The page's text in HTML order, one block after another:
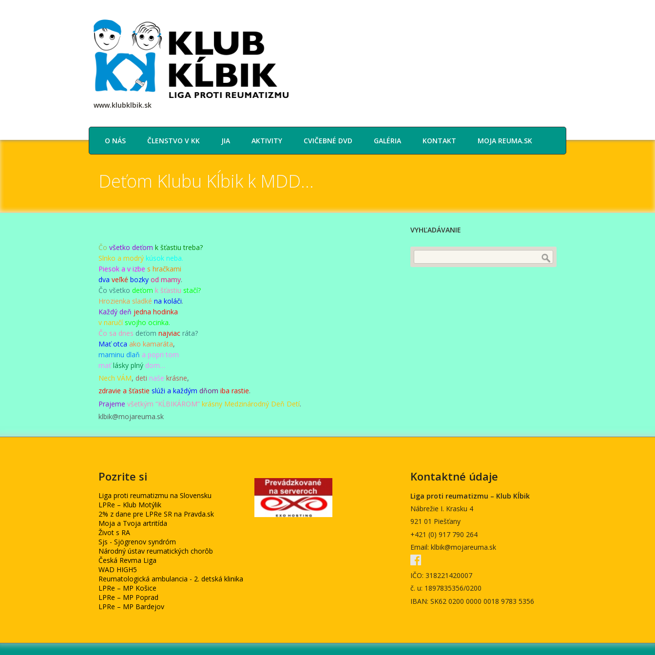
www.klubklbik.sk
O NÁS ČLENSTVO V KK JIA AKTIVITY CVIČEBNÉ DVD GALÉRIA KONTAKT MOJA REUMA.SK
Deťom Klubu Kĺbik k MDD…
Čo všetko deťom k šťastiu treba?
Slnko a modrý kúsok neba.
Piesok a v izbe s hračkami
dva veľké bozky od mamy.
Čo všetko deťom k šťastiu stačí?
Hrozienka sladké na koláči.
Každý deň jedna hodinka
v naručí svojho ocinka.
Čo sa dnes deťom najviac ráta?
Mať otca ako kamaráta,
maminu dlaň a popri tom
maťlásky plný dom…
Nech VÁM, deti naše krásne,
zdravie a šťastie slúži a každým dňom iba rastie.
Prajeme všetkým “KĹBIKÁROM” krásny Medzinárodný Deň Detí.
klbik@mojareuma.sk
VYHĽADÁVANIE
Pozrite si
Liga proti reumatizmu na Slovensku
LPRe – Klub Motýlik
2% z dane pre LPRe SR na Pravda.sk
Moja a Tvoja artritída
Život s RA
Sjs - Sjögrenov syndróm
Národný ústav reumatických chorôb
Česká Revma Liga
WAD HIGH5
Reumatologická ambulancia - 2. detská klinika
LPRe – MP Košice
LPRe – MP Poprad
LPRe – MP Bardejov
Kontaktné údaje
Liga proti reumatizmu – Klub Kĺbik
Nábrežie I. Krasku 4
921 01 Piešťany
+421 (0) 917 790 264
Email: klbik@mojareuma.sk
IČO: 318221420007
č. u: 1897835356/0200
IBAN: SK62 0200 0000 0018 9783 5356